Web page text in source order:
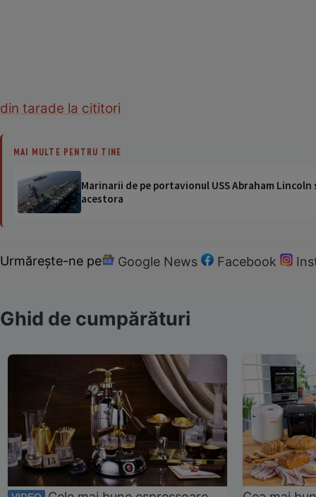
din tarade la cititori
MAI MULTE PENTRU TINE
Marinarii de pe portavionul USS Abraham
acestora
Urmărește-ne pe Google News Facebook
Ghid de cumpărături